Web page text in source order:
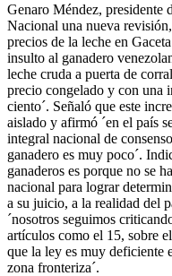
Genaro Méndez, presidente
Nacional una nueva
precios de la leche en
insulto al ganadero
leche cruda a puerta de
precio congelado y con una
ciento´. Señaló que este
aislado y afirmó ´en el país
integral nacional de
ganadero es muy poco´.
ganaderos es porque no se
nacional para lograr
a su juicio, a la realidad del
´nosotros seguimos
artículos como el 15, sobre
que la ley es muy deficiente
zona fronteriza´.